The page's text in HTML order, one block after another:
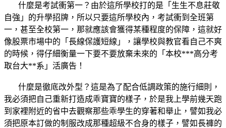
什麼是考試衝第一？由於這所學校打的是「生生不息莊敬
自強」的升學招牌，所以只要這所學校內，考試衝到全班第
一，甚至全校第一，那就應該會獲得某種程度的保障，這就好
像股票市場中的「長線保護短線」，讓學校與教官看自己不爽
的時候，得仔細衡量一下要不要放棄未來的「本校***高分考
取台大**系」活廣告！
什麼是徹底改外型？這是為了配合低調政策的施行細則，
我必須把自己重新打造成乖寶寶的樣子，於是我上學前幾天跑
到家裡附近的省中去觀察那些乖學生的穿著和舉止，譬如我必
須把原本訂做的制服改成那種超級不合身的樣子，譬如長褲的